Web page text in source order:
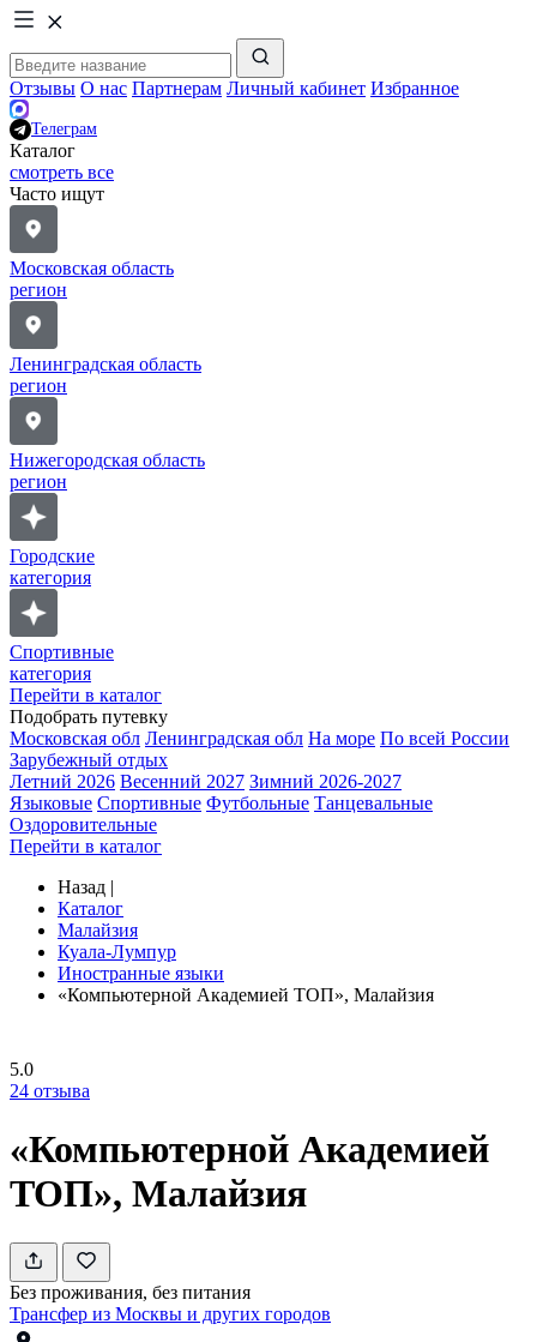
Отзывы О нас Партнерам Личный кабинет Избранное
Телеграм
Каталог
смотреть все
Часто ищут
Московская область
регион
Ленинградская область
регион
Нижегородская область
регион
Городские
категория
Спортивные
категория
Перейти в каталог
Подобрать путевку
Московская обл Ленинградская обл На море По всей России
Зарубежный отдых
Летний 2026 Весенний 2027 Зимний 2026-2027
Языковые Спортивные Футбольные Танцевальные
Оздоровительные
Перейти в каталог
Назад |
Каталог
Малайзия
Куала-Лумпур
Иностранные языки
«Компьютерной Академией TOП», Малайзия
5.0
24 отзыва
«Компьютерной Академией
TOП», Малайзия
Без проживания, без питания
Трансфер из Москвы и других городов